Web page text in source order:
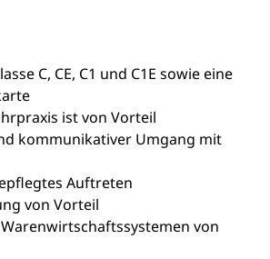
C, CE, C1 und C1E sowie eine
ist von Vorteil
kommunikativer Umgang mit
Auftreten
von Vorteil
von